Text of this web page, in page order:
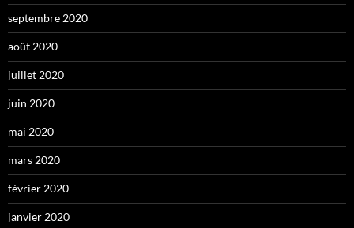
septembre 2020
août 2020
juillet 2020
juin 2020
mai 2020
mars 2020
février 2020
janvier 2020